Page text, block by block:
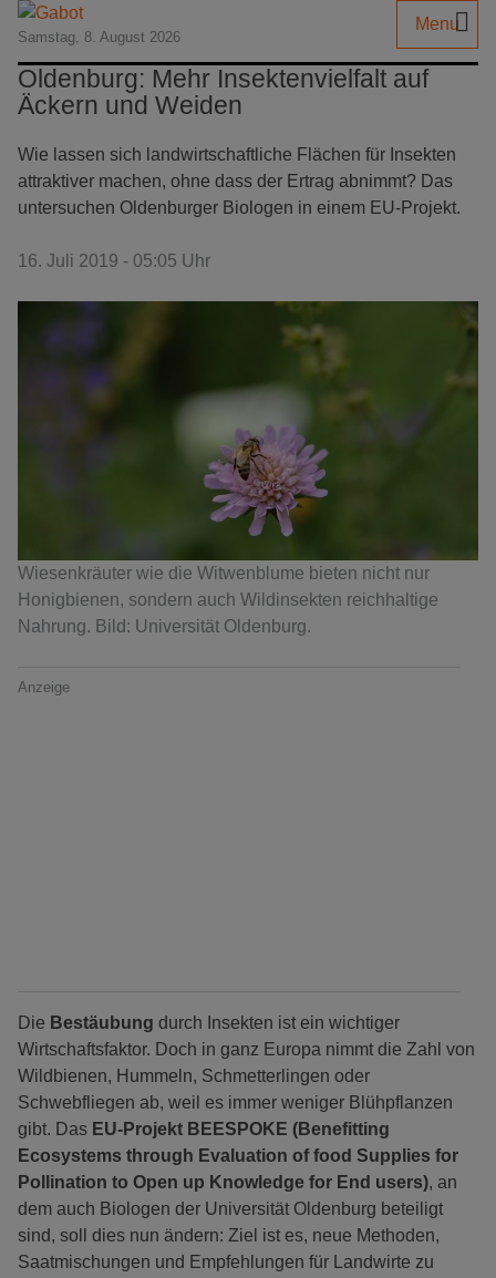
Samstag, 8. August 2026
Menu
Oldenburg: Mehr Insektenvielfalt auf
Äckern und Weiden
Wie lassen sich landwirtschaftliche Flächen für Insekten
attraktiver machen, ohne dass der Ertrag abnimmt? Das
untersuchen Oldenburger Biologen in einem EU-Projekt.
16. Juli 2019 - 05:05 Uhr
Wiesenkräuter wie die Witwenblume bieten nicht nur
Honigbienen, sondern auch Wildinsekten reichhaltige
Nahrung. Bild: Universität Oldenburg.
Anzeige
Die Bestäubung durch Insekten ist ein wichtiger
Wirtschaftsfaktor. Doch in ganz Europa nimmt die Zahl von
Wildbienen, Hummeln, Schmetterlingen oder
Schwebfliegen ab, weil es immer weniger Blühpflanzen
gibt. Das EU-Projekt BEESPOKE (Benefitting
Ecosystems through Evaluation of food Supplies for
Pollination to Open up Knowledge for End users), an
dem auch Biologen der Universität Oldenburg beteiligt
sind, soll dies nun ändern: Ziel ist es, neue Methoden,
Saatmischungen und Empfehlungen für Landwirte zu